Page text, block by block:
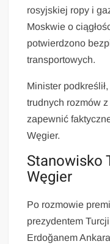
rosyjskiej ropy i
Moskwie o
potwierdzono
transportowych.
Minister
trudnych rozmów
zapewnić
Węgier.
Stanowisko
Węgier
Po rozmowie
prezydentem
Erdoğanem